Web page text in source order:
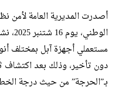
أصدرت المديرية العامة لأمن
مستعملي أجهزة آبل بمختلف
دون تأخير، وذلك بعد
بـ”الحرجة” من حيث درجة